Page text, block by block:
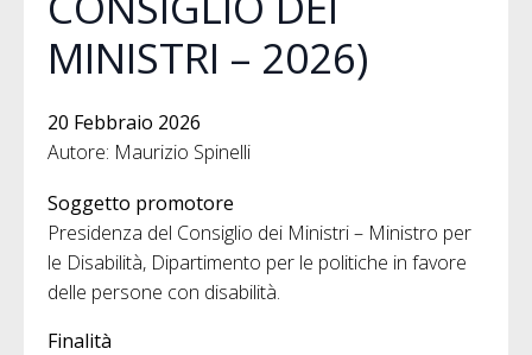
MINISTRI – 2026)
20 Febbraio 2026
Autore: Maurizio Spinelli
Soggetto promotore
Presidenza del Consiglio dei Ministri – Ministro per
le Disabilità, Dipartimento per le politiche in favore
delle persone con disabilità.
Finalità